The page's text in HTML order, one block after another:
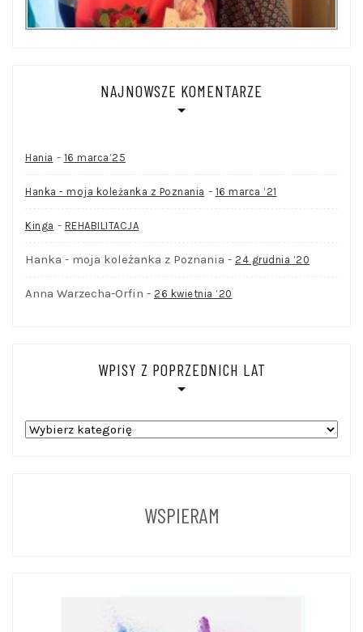
NAJNOWSZE KOMENTARZE
Hania - 16 marca’25
Hanka - moja koleżanka z Poznania - 16 marca ’21
Kinga - REHABILITACJA
Hanka - moja koleżanka z Poznania - 24 grudnia ’20
Anna Warzecha-Orfin - 26 kwietnia ’20
WPISY Z POPRZEDNICH LAT
WPISY
WSPIERAM